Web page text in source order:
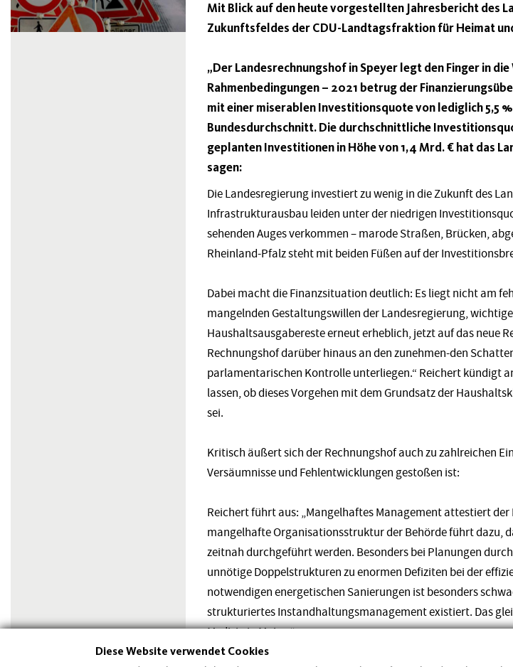
Mit Blick auf den heute vorgestellten Jahresbericht des
Zukunftsfeldes der CDU-Landtagsfraktion für Heimat
„Der Landesrechnungshof in Speyer legt den Finger in
Rahmenbedingungen – 2021 betrug der
mit einer miserablen Investitionsquote von lediglich 5,5
Bundesdurchschnitt. Die durchschnittliche
geplanten Investitionen in Höhe von 1,4 Mrd. € hat das
sagen:
Die Landesregierung investiert zu wenig in die Zukunft des
Infrastrukturausbau leiden unter der niedrigen
sehenden Auges verkommen – marode Straßen, Brücken,
Rheinland-Pfalz steht mit beiden Füßen auf der
Dabei macht die Finanzsituation deutlich: Es liegt nicht am
mangelnden Gestaltungswillen der Landesregierung,
Haushaltsausgabereste erneut erheblich, jetzt auf das neue
Rechnungshof darüber hinaus an den zunehmen-den
parlamentarischen Kontrolle unterliegen.“ Reichert kündigt
lassen, ob dieses Vorgehen mit dem Grundsatz der
sei.
Kritisch äußert sich der Rechnungshof auch zu zahlreichen
Versäumnisse und Fehlentwicklungen gestoßen ist:
Reichert führt aus: „Mangelhaftes Management attestiert
mangelhafte Organisationsstruktur der Behörde führt dazu,
zeitnah durchgeführt werden. Besonders bei Planungen
unnötige Doppelstrukturen zu enormen Defiziten bei der
notwendigen energetischen Sanierungen ist besonders
strukturiertes Instandhaltungsmanagement existiert. Das
Medizin in Mainz.“
Diese Website verwendet Cookies